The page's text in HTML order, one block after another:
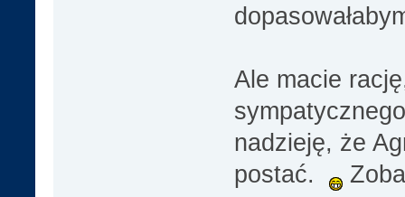
Ale macie
nadzieję, że
postać.